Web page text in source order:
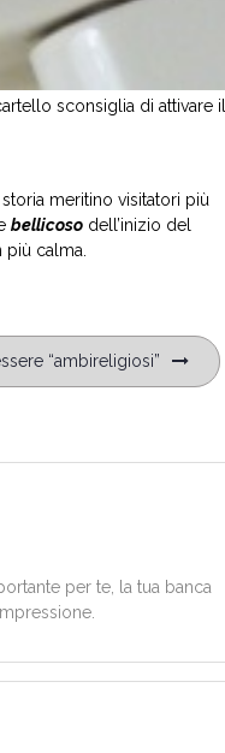
sconsiglia di attivare il
meritino visitatori più
bellicoso dell’inizio del
calma.
“ambireligiosi”
per te, la tua banca